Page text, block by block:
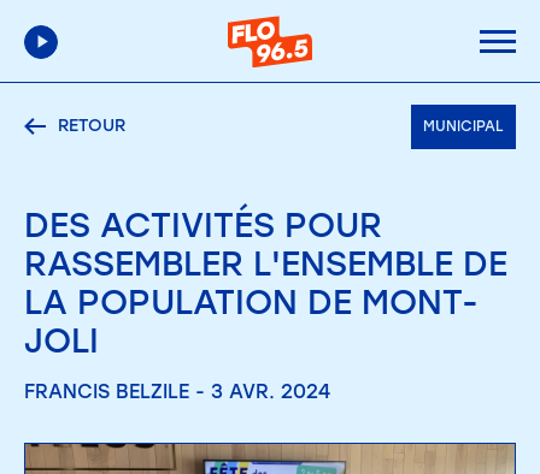
RETOUR MUNICIPAL
DES ACTIVITÉS POUR
RASSEMBLER L'ENSEMBLE DE
LA POPULATION DE MONT-
JOLI
FRANCIS BELZILE - 3 AVR. 2024